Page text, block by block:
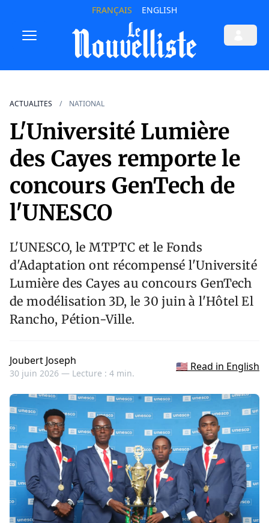
FRANÇAIS ENGLISH
ACTUALITES NATIONAL
L'Université Lumière
des Cayes remporte le
concours GenTech de
l'UNESCO
L'UNESCO, le MTPTC et le Fonds
d'Adaptation ont récompensé l'Université
Lumière des Cayes au concours GenTech
de modélisation 3D, le 30 juin à l'Hôtel El
Rancho, Pétion-Ville.
Joubert Joseph
30 juin 2026 — Lecture : 4 min.
🇺🇸 Read in English